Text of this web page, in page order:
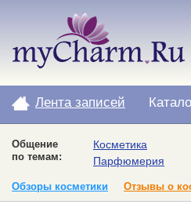
Лента записей
Общение
по темам:
Косметика
Парфюмерия
Обзоры косметики Отзывы о